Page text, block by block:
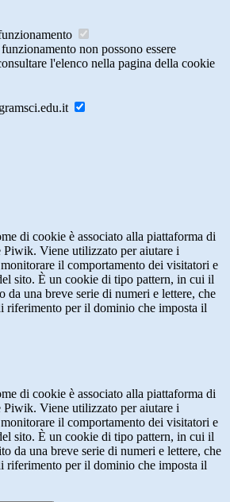
non possono essere
l'elenco nella pagina della cookie
di cookie è associato alla piattaforma di
Piwik. Viene utilizzato per aiutare i
il comportamento dei visitatori e
sito. È un cookie di tipo pattern, in cui il
da una breve serie di numeri e lettere, che
riferimento per il dominio che imposta il
di cookie è associato alla piattaforma di
Piwik. Viene utilizzato per aiutare i
il comportamento dei visitatori e
sito. È un cookie di tipo pattern, in cui il
da una breve serie di numeri e lettere, che
riferimento per il dominio che imposta il